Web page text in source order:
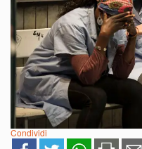
Condividi